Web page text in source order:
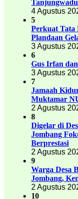
4 Agustus
5
Perkuat Tata
Plandaan
3 Agustus
6
Gus Irfan
3 Agustus
7
Jamaah
Muktamar
2 Agustus
8
Digelar di
Jombang
Berprestasi
2 Agustus
9
Warga Desa
Jombang,
2 Agustus
10